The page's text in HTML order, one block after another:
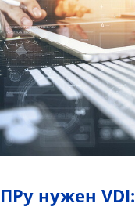
нужен VDI: